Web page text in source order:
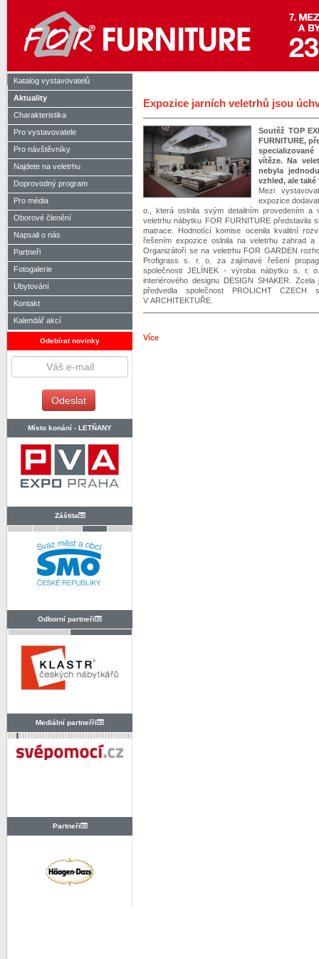
Katalog vystavovatelů
Aktuality
Charakteristika
Pro vystavovatele
Pro návštěvníky
Najdete na veletrhu
Doprovodný program
Pro média
Oborové členění
Napsali o nás
Partneři
Fotogalerie
Ubytování
Kontakt
Kalendář akcí
Odebírat novinky
Místo konání - LETŇANY
Záštita
Odborní partneři
Mediální partneřři
Partneři
Expozice jarních veletrhů jsou
Soutěž TOP
FURNITURE,
vítěze. Na
nebyla
vzhled, ale
Mezi
expozice
o., která oslnila svým detailním provedením a
veletrhu nábytku FOR FURNITURE
matrace. Hodnotící komise ocenila kvalitní
řešením expozice oslnila na veletrhu zahrad
Organizátoři se na veletrhu FOR GARDEN
Profigrass s. r. o. za zajímavé řešení
společnosti JELÍNEK - výroba nábytku s. r.
interiérového designu DESIGN SHAKER.
předvedla společnost PROLICHT
V ARCHITEKTUŘE.
Více